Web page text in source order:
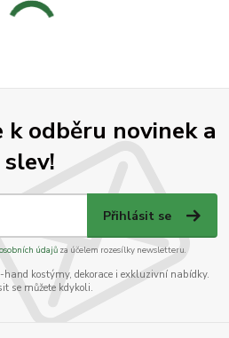
odběru novinek a
slev!
Přihlásit se
údajůza účelem rozesílky newsletteru.
kostýmy, dekorace i exkluzivní nabídky.
se můžete kdykoli.